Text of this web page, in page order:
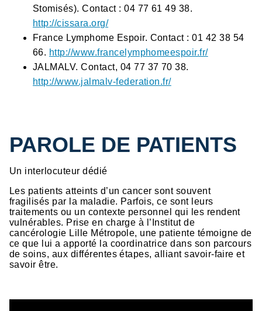
Stomisés). Contact : 04 77 61 49 38.
http://cissara.org/
France Lymphome Espoir. Contact : 01 42 38 54
66. http://www.francelymphomeespoir.fr/
JALMALV. Contact, 04 77 37 70 38.
http://www.jalmalv-federation.fr/
PAROLE DE PATIENTS
Un interlocuteur dédié
Les patients atteints d’un cancer sont souvent
fragilisés par la maladie. Parfois, ce sont leurs
traitements ou un contexte personnel qui les rendent
vulnérables. Prise en charge à l’Institut de
cancérologie Lille Métropole, une patiente témoigne de
ce que lui a apporté la coordinatrice dans son parcours
de soins, aux différentes étapes, alliant savoir-faire et
savoir être.